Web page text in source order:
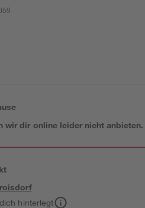
wir dir online leider nicht anbieten.
hinterlegt